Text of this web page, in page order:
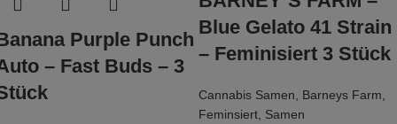
Purple Punch
– Fast Buds – 3
Blue Gelato 41 Strain
– Feminisiert 3 Stück
Cannabis Samen Barneys Farm
Feminsiert Samen